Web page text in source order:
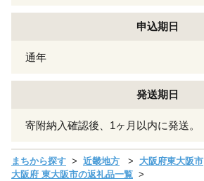
申込期日
通年
発送期日
寄附納入確認後、1ヶ月以内に発送。
まちから探す 近畿地方
大阪府東大阪市
大阪府 東大阪市の返礼品一覧